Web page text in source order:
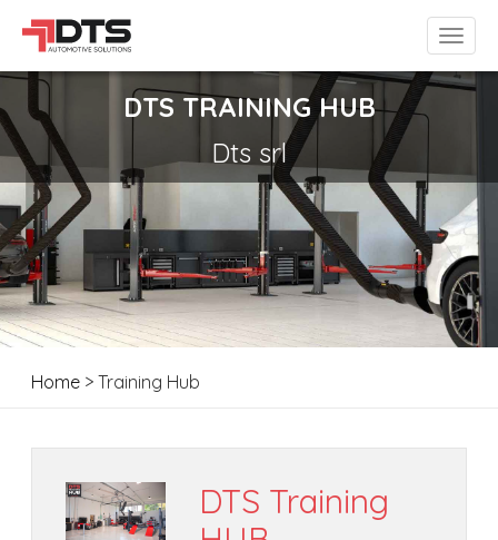
DTS TRAINING HUB
Dts srl
Home > Training Hub
DTS Training